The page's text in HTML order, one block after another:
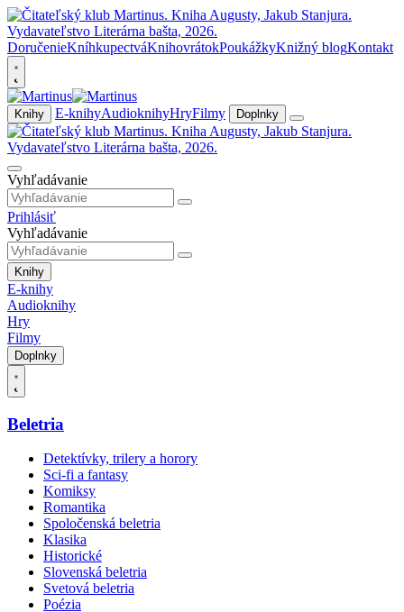
DoručenieKníhkupectváKnihovrátokPoukážkyKnižný blogKontakt
Knihy E-knihyAudioknihyHryFilmy Doplnky
Vyhľadávanie
Prihlásiť
Vyhľadávanie
Knihy
E-knihy
Audioknihy
Hry
Filmy
Doplnky
Beletria
Detektívky, trilery a horory
Sci-fi a fantasy
Komiksy
Romantika
Spoločenská beletria
Klasika
Historické
Slovenská beletria
Svetová beletria
Poézia